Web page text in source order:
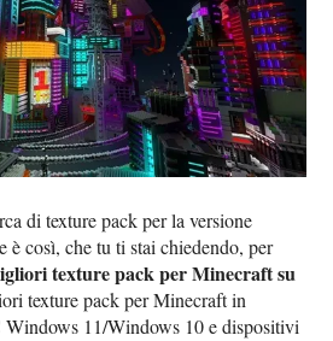
di texture pack per la versione
è così, che tu ti stai chiedendo, per
texture pack per Minecraft su
texture pack per Minecraft in
Windows 11/Windows 10 e dispositivi